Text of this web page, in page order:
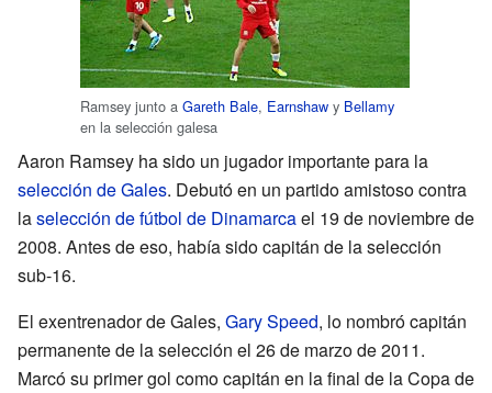
Ramsey junto a Gareth Bale, Earnshaw y Bellamy
en la selección galesa
Aaron Ramsey ha sido un jugador importante para la
selección de Gales. Debutó en un partido amistoso contra
laselección de fútbol de Dinamarcael 19 de noviembre de
2008. Antes de eso, había sido capitán de la selección
sub-16.
El exentrenador de Gales, Gary Speed, lo nombró capitán
permanente de la selección el 26 de marzo de 2011.
Marcó su primer gol como capitán en la final de la Copa de